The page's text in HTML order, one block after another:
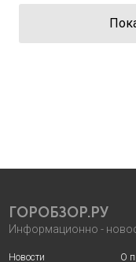
ГОРОБЗОР.РУ
Информационно -
Новости О